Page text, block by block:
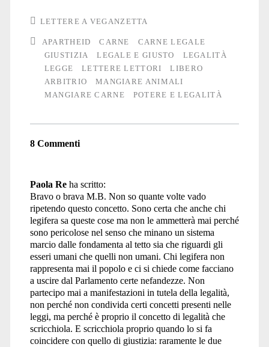
LETTERE A VEGANZETTA
APARTHEID CARNE
CARNE LEGALE
GIUSTIZIA
LEGALE E GIUSTO
LEGALITÀ
LEGGE
LETTERE LETTORI
LIBERO
ARBITRIO
MANGIARE ANIMALI
MANGIARE CARNE
POTERE E LEGALITÀ
8 Commenti
Paola Re ha scritto:
Bravo o brava M.B. Non so quante volte vado
ripetendo questo concetto. Sono certa che anche chi
legifera sa queste cose ma non le ammetterà mai perché
sono pericolose nel senso che minano un sistema
marcio dalle fondamenta al tetto sia che riguardi gli
esseri umani che quelli non umani. Chi legifera non
rappresenta mai il popolo e ci si chiede come facciano
a uscire dal Parlamento certe nefandezze. Non
partecipo mai a manifestazioni in tutela della legalità,
non perché non condivida certi concetti presenti nelle
leggi, ma perché è proprio il concetto di legalità che
scricchiola. E scricchiola proprio quando lo si fa
coincidere con quello di giustizia: raramente le due